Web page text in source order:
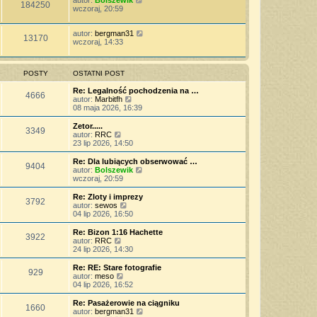
184250
wczoraj, 20:59
13170 autor: bergman31
wczoraj, 14:33
POSTY OSTATNI POST
4666
Re: Legalność pochodzenia na …
autor: Marbitfh
y
ś
e
l
n
a
o
s
z
y
o
s
t
08 maja 2026, 16:39
3349
Zetor.....
autor: RRC
y
ś
w
i
e
n
a
j
o
s
z
y
p
o
s
t
23 lip 2026, 14:50
9404
Re: Dla lubiących obserwować …
autor: Bolszewik
ś
l
n
o
z
y
wczoraj, 20:59
3792
Re: Zloty i imprezy
autor: sewos
y
ś
w
e
n
a
j
o
w
04 lip 2026, 16:50
3922
Re: Bizon 1:16 Hachette
autor: RRC
y
ś
w
i
e
n
24 lip 2026, 14:30
929
Re: RE: Stare fotografie
autor: meso
y
ś
w
i
04 lip 2026, 16:52
1660
Re: Pasażerowie na ciągniku
autor: bergman31